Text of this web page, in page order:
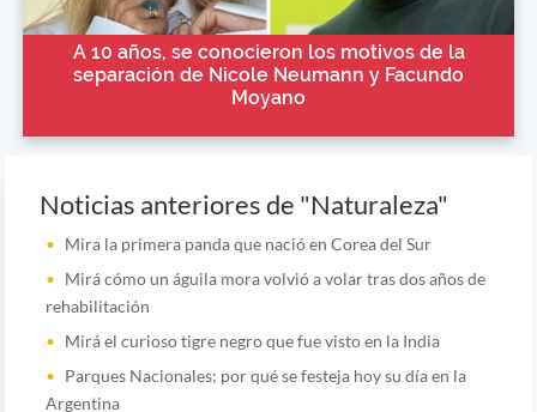
A 10 años, se conocieron los motivos de la
separación de Nicole Neumann y Facundo
Moyano
Noticias anteriores de "Naturaleza"
Mira la primera panda que nació en Corea del Sur
Mirá cómo un águila mora volvió a volar tras dos años de
rehabilitación
Mirá el curioso tigre negro que fue visto en la India
Parques Nacionales: por qué se festeja hoy su día en la
Argentina